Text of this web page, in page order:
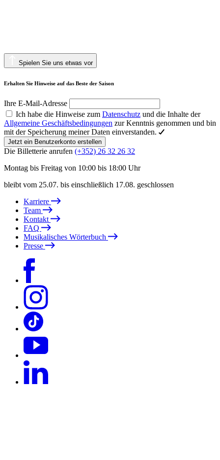
Spielen Sie uns etwas vor
Erhalten Sie Hinweise auf das Beste der Saison
Ihre E-Mail-Adresse
Ich habe die Hinweise zum Datenschutz und die Inhalte der
Allgemeine Geschäftsbedingungen zur Kenntnis genommen und bin
mit der Speicherung meiner Daten einverstanden.
Jetzt ein Benutzerkonto erstellen
Die Billetterie anrufen (+352) 26 32 26 32
Montag bis Freitag von 10:00 bis 18:00 Uhr
bleibt vom 25.07. bis einschließlich 17.08. geschlossen
Karriere
Team
Kontakt
FAQ
Musikalisches Wörterbuch
Presse